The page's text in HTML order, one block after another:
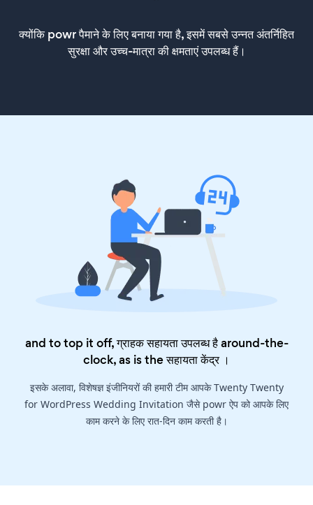
क्योंकि powr पैमाने के लिए बनाया गया है, इसमें सबसे उन्नत अंतर्निहित
सुरक्षा और उच्च-मात्रा की क्षमताएं उपलब्ध हैं।
and to top it off, ग्राहक सहायता उपलब्ध है around-the-
clock, as is theसहायता केंद्र।
इसके अलावा, विशेषज्ञ इंजीनियरों की हमारी टीम आपके Twenty Twenty
for WordPress Wedding Invitation जैसे powr ऐप को आपके लिए
काम करने के लिए रात-दिन काम करती है।